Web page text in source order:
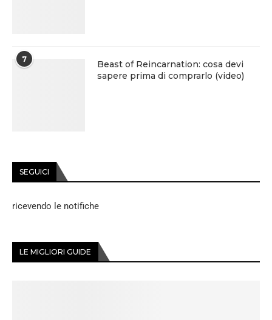
7
Beast of Reincarnation: cosa devi
sapere prima di comprarlo (video)
SEGUICI
ricevendo le notifiche
LE MIGLIORI GUIDE